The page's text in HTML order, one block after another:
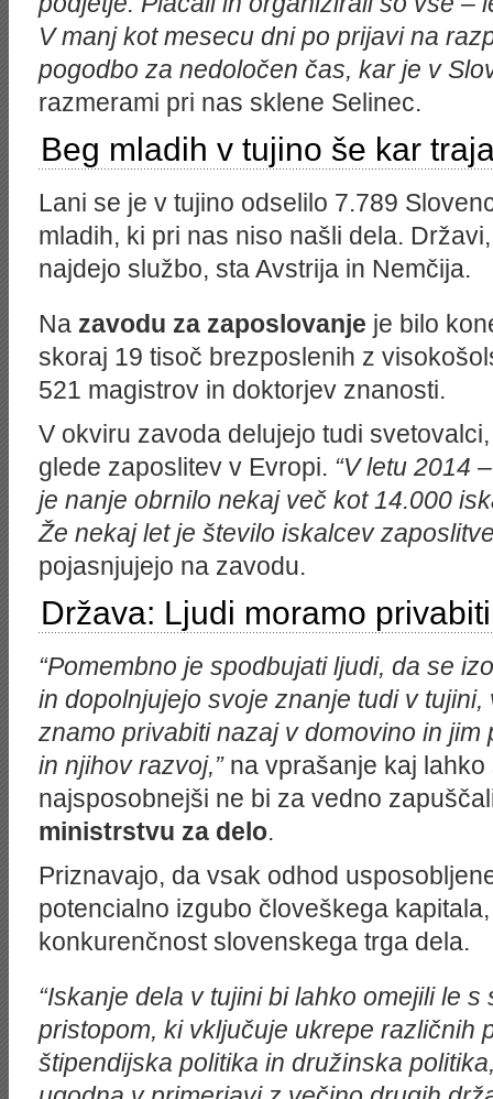
V manj kot mesecu dni po prijavi na
pogodbo za nedoločen čas, kar je v
razmerami pri nas sklene Selinec.
Beg mladih v tujino še kar
Lani se je v tujino odselilo 7.789
mladih, ki pri nas niso našli dela.
najdejo službo, sta Avstrija in Nemčija.
Na zavodu za zaposlovanje je bilo
skoraj 19 tisoč brezposlenih z
521 magistrov in doktorjev znanosti.
V okviru zavoda delujejo tudi
glede zaposlitev v Evropi. “V letu 2014
je nanje obrnilo nekaj več kot 14.000
Že nekaj let je število iskalcev
pojasnjujejo na zavodu.
Država: Ljudi moramo
“Pomembno je spodbujati ljudi, da se
in dopolnjujejo svoje znanje tudi v
znamo privabiti nazaj v domovino in
in njihov razvoj,”na vprašanje kaj lahko
najsposobnejši ne bi za vedno
ministrstvu za delo.
Priznavajo, da vsak odhod
potencialno izgubo človeškega
konkurenčnost slovenskega trga dela.
“Iskanje dela v tujini bi lahko omejili le
pristopom, ki vključuje ukrepe različnih
štipendijska politika in družinska